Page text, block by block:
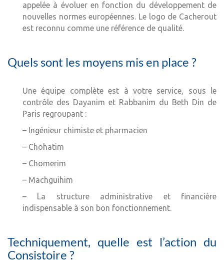
appelée à évoluer en fonction du développement de
nouvelles normes européennes. Le logo de Cacherout
est reconnu comme une référence de qualité.
Quels sont les moyens mis en place ?
Une équipe complète est à votre service, sous le
contrôle des Dayanim et Rabbanim du Beth Din de
Paris regroupant :
– Ingénieur chimiste et pharmacien
– Chohatim
– Chomerim
– Machguihim
– La structure administrative et financière
indispensable à son bon fonctionnement.
Techniquement, quelle est l’action du
Consistoire ?